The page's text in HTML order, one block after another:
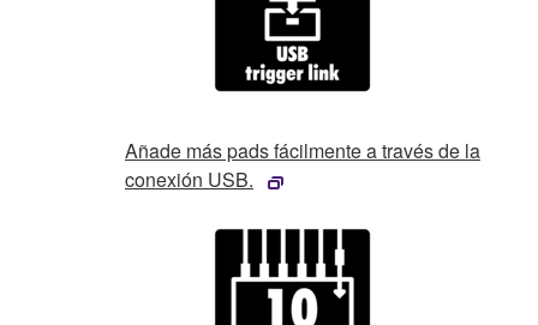
Añade más pads fácilmente a través de la
conexión USB.